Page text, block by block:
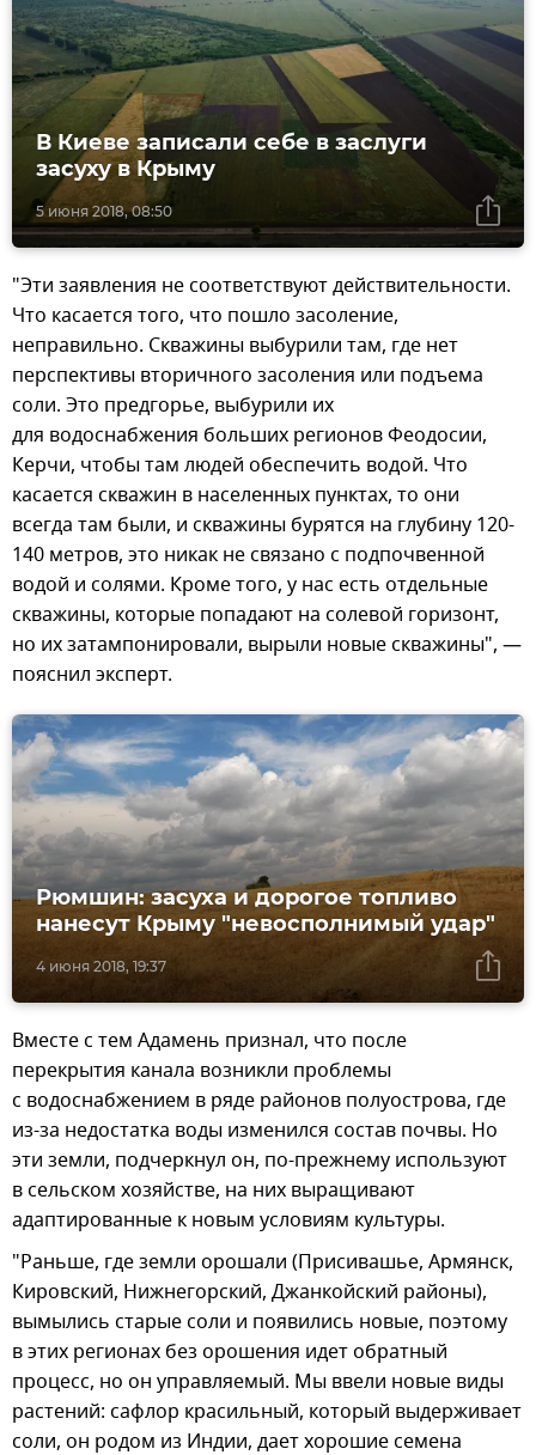
5 июня 2018, 08:50
В Киеве записали себе в заслуги
засуху в Крыму
"Эти заявления не соответствуют действительности.
Что касается того, что пошло засоление,
неправильно. Скважины выбурили там, где нет
перспективы вторичного засоления или подъема
соли. Это предгорье, выбурили их
для водоснабжения больших регионов Феодосии,
Керчи, чтобы там людей обеспечить водой. Что
касается скважин в населенных пунктах, то они
всегда там были, и скважины бурятся на глубину 120-
140 метров, это никак не связано с подпочвенной
водой и солями. Кроме того, у нас есть отдельные
скважины, которые попадают на солевой горизонт,
но их затампонировали, вырыли новые скважины", —
пояснил эксперт.
4 июня 2018, 19:37
Рюмшин: засуха и дорогое топливо
нанесут Крыму "невосполнимый удар"
Вместе с тем Адамень признал, что после
перекрытия канала возникли проблемы
с водоснабжением в ряде районов полуострова, где
из-за недостатка воды изменился состав почвы. Но
эти земли, подчеркнул он, по-прежнему используют
в сельском хозяйстве, на них выращивают
адаптированные к новым условиям культуры.
"Раньше, где земли орошали (Присивашье, Армянск,
Кировский, Нижнегорский, Джанкойский районы),
вымылись старые соли и появились новые, поэтому
в этих регионах без орошения идет обратный
процесс, но он управляемый. Мы ввели новые виды
растений: сафлор красильный, который выдерживает
соли, он родом из Индии, дает хорошие семена